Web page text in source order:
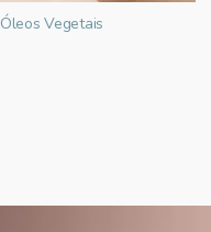
Óleos Vegetais